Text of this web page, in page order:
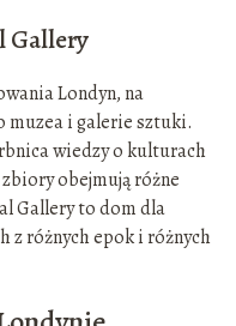
Gallery
Londyn, na
muzea i galerie sztuki.
wiedzy o kulturach
obejmują różne
Gallery to dom dla
z różnych epok i różnych